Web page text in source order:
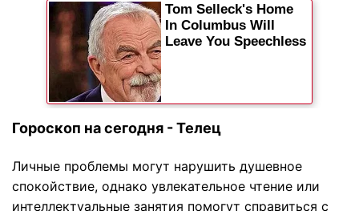
Гороскоп на сегодня - Телец
Личные проблемы могут нарушить душевное
спокойствие, однако увлекательное чтение или
интеллектуальные занятия помогут справиться с